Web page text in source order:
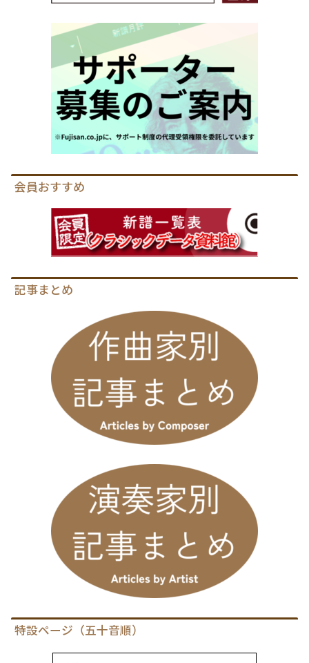
会員おすすめ
記事まとめ
特設ページ（五十音順）